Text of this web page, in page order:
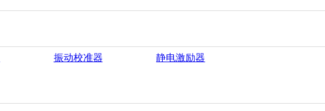
振动校准器 静电激励器